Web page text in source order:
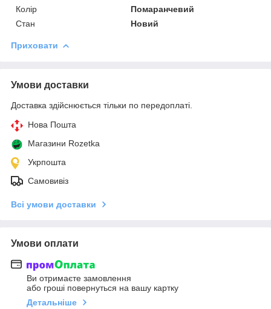
Колір
Помаранчевий
Стан
Новий
Приховати
Умови доставки
Доставка здійснюється тільки по передоплаті.
Нова Пошта
Магазини Rozetka
Укрпошта
Самовивіз
Всі умови доставки
Умови оплати
Ви отримаєте замовлення
або гроші повернуться на вашу картку
Детальніше